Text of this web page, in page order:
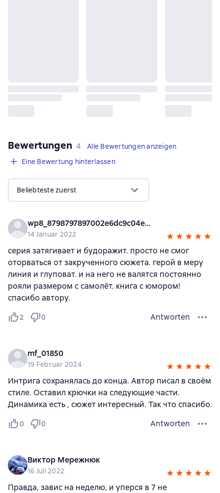
Bewertungen 4 Bewertungen
4
Alle Bewertungen anzeigen
Eine Bewertung hinterlassen
Beliebteste zuerst
wp8_8798797897002e6dc9c04e766
14 Januar 2022
серия затягивает и будоражит. просто не смог
оторваться от закрученного сюжета. герой в меру
линия и глуповат. и на него не валятся постоянно
рояли размером с самолёт. книга с юмором!
спасибо автору.
2 0 Antworten
mf_01850
19 Februar 2024
Интрига сохранялась до конца. Автор писал в своём
стиле. Оставил крючки на следующие части.
Динамика есть , сюжет интересный. Так что спасибо.
0 0 Antworten
Виктор Мережнюк
16 Juli 2022
Правда, завис на неделю, и уперся в 7 не